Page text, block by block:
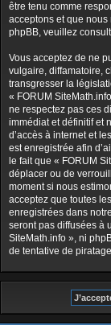
être tenu comme
acceptons et que nous
phpBB, veuillez
Vous acceptez de ne
vulgaire, diffamatoire,
transgresser la
« FORUM
ne respectez pas ces
immédiat et définitif et
d’accès à internet et
est enregistrée afin
le fait que « FORUM
déplacer ou de
moment si nous
acceptez que toutes
enregistrées dans
seront pas diffusées à
SiteMath.info », ni
de tentative de